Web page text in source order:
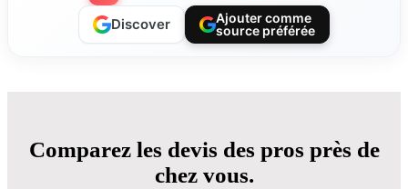
Discover
Ajouter comme
source préférée
Comparez les devis des pros près de
chez vous.